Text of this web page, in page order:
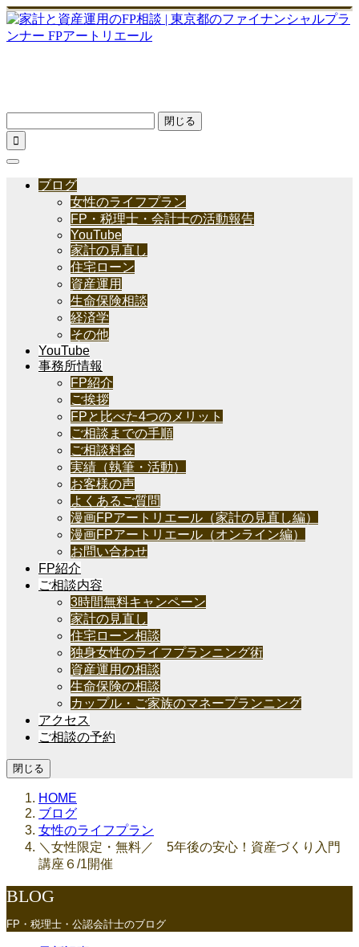
閉じる

ブログ
女性のライフプラン
FP・税理士・会計士の活動報告
YouTube
家計の見直し
住宅ローン
資産運用
生命保険相談
経済学
その他
YouTube
事務所情報
FP紹介
ご挨拶
FPと比べた4つのメリット
ご相談までの手順
ご相談料金
実績（執筆・活動）
お客様の声
よくあるご質問
漫画FPアートリエール（家計の見直し編）
漫画FPアートリエール（オンライン編）
お問い合わせ
FP紹介
ご相談内容
3時間無料キャンペーン
家計の見直し
住宅ローン相談
独身女性のライフプランニング術
資産運用の相談
生命保険の相談
カップル・ご家族のマネープランニング
アクセス
ご相談の予約
閉じる
HOME
ブログ
女性のライフプラン
＼女性限定・無料／ 5年後の安心！資産づくり入門
講座６/1開催
BLOG
FP・税理士・公認会計士のブログ